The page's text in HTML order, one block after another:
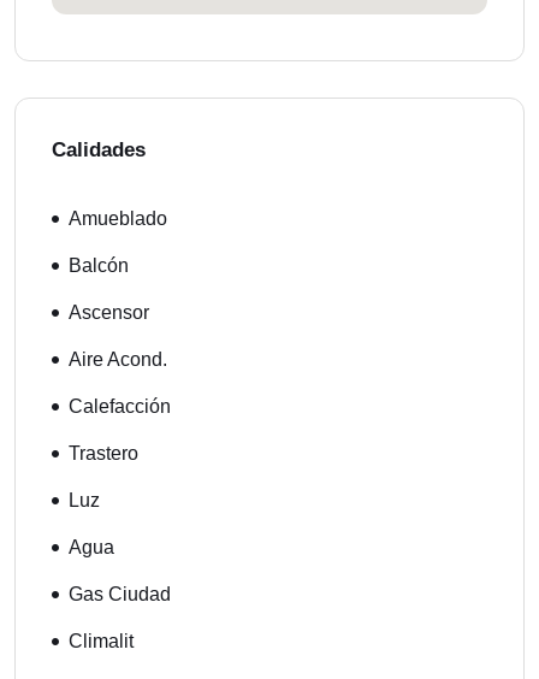
Calidades
Amueblado
Balcón
Ascensor
Aire Acond.
Calefacción
Trastero
Luz
Agua
Gas Ciudad
Climalit